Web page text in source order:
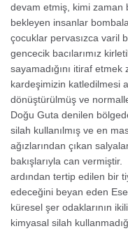
devam etmiş, kimi zaman
bekleyen insanlar
çocuklar pervasızca varil
gencecik bacılarımız
sayamadığını itiraf
kardeşimizin katledilmesi
dönüştürülmüş ve
Doğu Guta denilen
silah kullanılmış ve en
ağızlarından çıkan
bakışlarıyla can
ardından tertip edilen bir
edeceğini beyan eden
küresel şer odaklarının
kimyasal silah